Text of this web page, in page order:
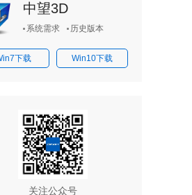
中望3D
系统需求 历史版本
下载 Win10下载
关注公众号